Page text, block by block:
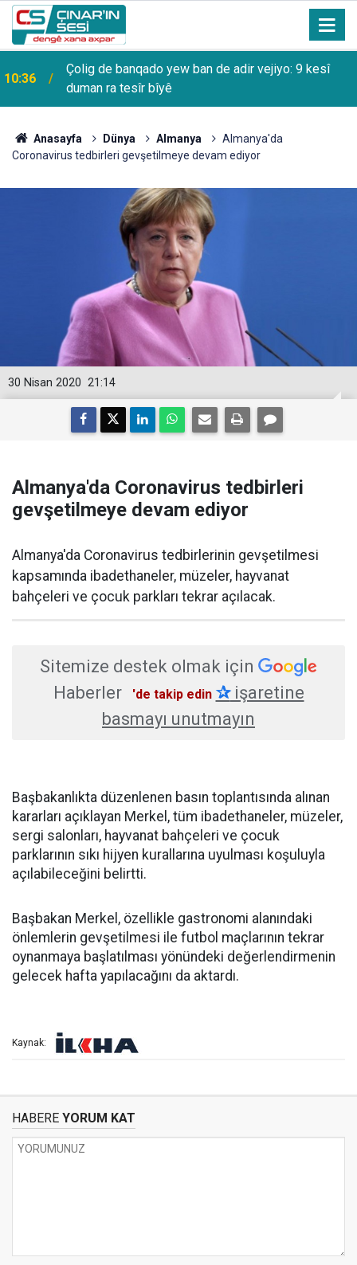
10:36
Çolig de banqado yew ban de adir vejiyo: 9 kesî
duman ra tesîr bîyê
Anasayfa Dünya Almanya
Almanya'da
Coronavirus tedbirleri gevşetilmeye devam ediyor
21:14
30 Nisan 2020
Almanya'da Coronavirus tedbirleri
gevşetilmeye devam ediyor
Almanya'da Coronavirus tedbirlerinin gevşetilmesi
kapsamında ibadethaneler, müzeler, hayvanat
bahçeleri ve çocuk parkları tekrar açılacak.
Sitemize destek olmak için
Haberler
'de takip edin ✰işaretine
basmayı unutmayın
Başbakanlıkta düzenlenen basın toplantısında alınan
kararları açıklayan Merkel, tüm ibadethaneler, müzeler,
sergi salonları, hayvanat bahçeleri ve çocuk
parklarının sıkı hijyen kurallarına uyulması koşuluyla
açılabileceğini belirtti.
Başbakan Merkel, özellikle gastronomi alanındaki
önlemlerin gevşetilmesi ile futbol maçlarının tekrar
oynanmaya başlatılması yönündeki değerlendirmenin
gelecek hafta yapılacağını da aktardı.
Kaynak:
HABERE YORUM KAT